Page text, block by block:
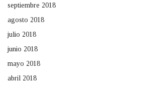
septiembre 2018
agosto 2018
julio 2018
junio 2018
mayo 2018
abril 2018